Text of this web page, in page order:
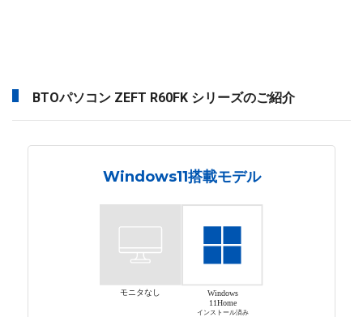
BTOパソコン ZEFT R60FK シリーズのご紹介
Windows11搭載モデル
モニタなし
Windows
11Home
インストール済み